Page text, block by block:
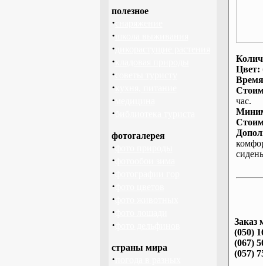
полезное
·
·
·
·
·
·
·
·
фотогалерея
·
·
·
·
·
·
·
страны мира
·
Цвет:
час.
Заказ
(050)
(067)
(057)